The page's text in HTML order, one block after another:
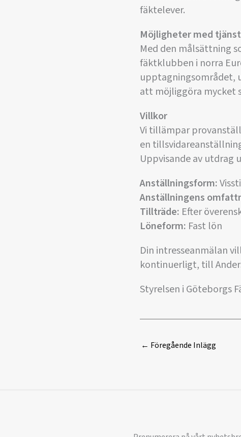
fäktelever.
Möjligheter med
Med den målsättning
fäktklubben i norra
upptagningsområdet,
att möjliggöra mycket
Villkor
Vi tillämpar
en
Uppvisande av utdrag
Anställningsform:
Anställningens
Tillträde: Efter
Löneform: Fast lön
Din intresseanmälan
kontinuerligt, till
Styrelsen i Göteborgs
← Föregående Inlägg